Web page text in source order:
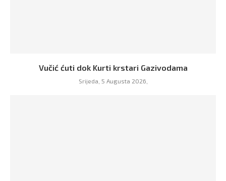
Vučić ćuti dok Kurti krstari Gazivodama
Srijeda, 5 Augusta 2026,